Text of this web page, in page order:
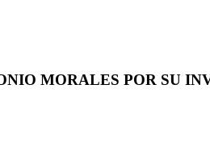
MORALES POR SU